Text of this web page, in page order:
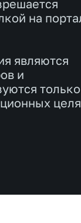
на
являются
и